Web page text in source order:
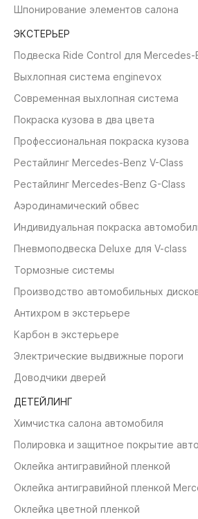
Шпонирование элементов салона
ЭКСТЕРЬЕР
Подвеска Ride Control для Mercedes-
Выхлопная система enginevox
Современная выхлопная система
Покраска кузова в два цвета
Профессиональная покраска кузова
Рестайлинг Mercedes-Benz V-Class
Рестайлинг Mercedes-Benz G-Class
Аэродинамический обвес
Индивидуальная покраска
Пневмоподвеска Deluxe для V-class
Тормозные системы
Производство автомобильных
Антихром в экстерьере
Карбон в экстерьере
Электрические выдвижные пороги
Доводчики дверей
ДЕТЕЙЛИНГ
Химчистка салона автомобиля
Полировка и защитное покрытие
Оклейка антигравийной пленкой
Оклейка антигравийной пленкой
Оклейка цветной пленкой